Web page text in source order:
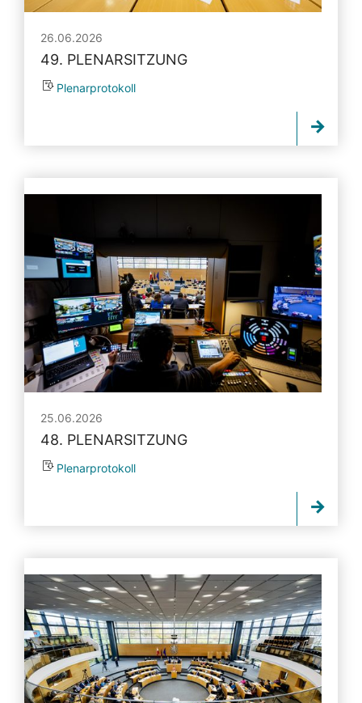
26.06.2026
49. PLENARSITZUNG
Plenarprotokoll
25.06.2026
48. PLENARSITZUNG
Plenarprotokoll